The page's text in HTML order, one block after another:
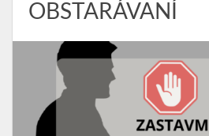
OBSTARÁVANÍ